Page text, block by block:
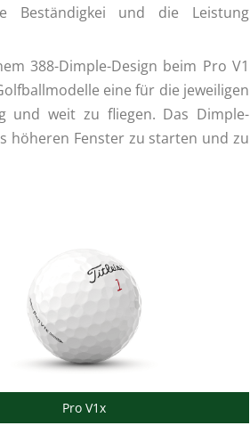
Beständigkei und die Leistung
388-Dimple-Design beim Pro V1
eine für die jeweiligen
und weit zu fliegen. Das Dimple-
höheren Fenster zu starten und zu
Pro V1x